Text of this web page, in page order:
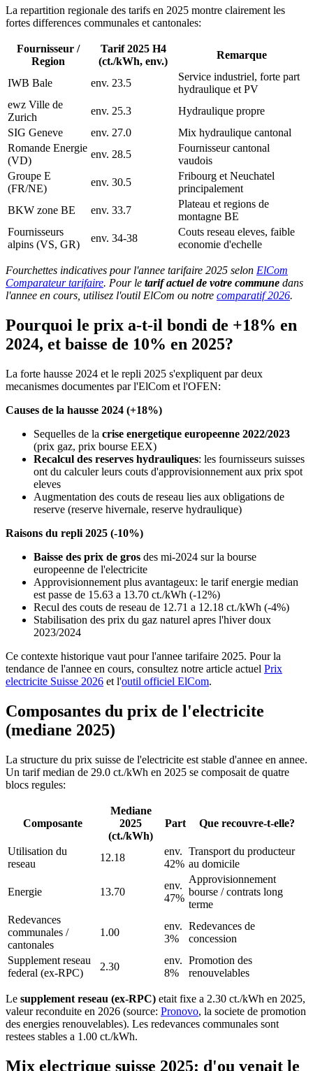
La repartition regionale des tarifs en 2025 montre clairement les
fortes differences communales et cantonales:
Fournisseur /
Region
Tarif 2025 H4
(ct./kWh, env.)
Remarque
IWB Bale env. 23.5
Service industriel, forte part
hydraulique et PV
ewz Ville de
Zurich
env. 25.3
Hydraulique propre
SIG Geneve
env. 27.0
Mix hydraulique cantonal
Romande Energie
(VD)
env. 28.5
Fournisseur cantonal
vaudois
Groupe E
(FR/NE)
env. 30.5
Fribourg et Neuchatel
principalement
BKW zone BE
env. 33.7
Plateau et regions de
montagne BE
Fournisseurs
alpins (VS, GR)
env. 34-38
Couts reseau eleves, faible
economie d'echelle
Fourchettes indicatives pour l'annee tarifaire 2025 selon ElCom
Comparateur tarifaire. Pour le tarif actuel de votre commune dans
l'annee en cours, utilisez l'outil ElCom ou notre comparatif 2026.
Pourquoi le prix a-t-il bondi de +18% en
2024, et baisse de 10% en 2025?
La forte hausse 2024 et le repli 2025 s'expliquent par deux
mecanismes documentes par l'ElCom et l'OFEN:
Causes de la hausse 2024 (+18%)
Sequelles de la crise energetique europeenne 2022/2023
(prix gaz, prix bourse EEX)
Recalcul des reserves hydrauliques: les fournisseurs suisses
ont du calculer leurs couts d'approvisionnement aux prix spot
eleves
Augmentation des couts de reseau lies aux obligations de
reserve (reserve hivernale, reserve hydraulique)
Raisons du repli 2025 (-10%)
Baisse des prix de gros des mi-2024 sur la bourse
europeenne de l'electricite
Approvisionnement plus avantageux: le tarif energie median
est passe de 15.63 a 13.70 ct./kWh (-12%)
Recul des couts de reseau de 12.71 a 12.18 ct./kWh (-4%)
Stabilisation des prix du gaz naturel apres l'hiver doux
2023/2024
Ce contexte historique vaut pour l'annee tarifaire 2025. Pour la
tendance de l'annee en cours, consultez notre article actuel Prix
electricite Suisse 2026 et l'outil officiel ElCom.
Composantes du prix de l'electricite
(mediane 2025)
La structure du prix suisse de l'electricite est stable d'annee en annee.
Un tarif median de 29.0 ct./kWh en 2025 se composait de quatre
blocs regules:
Composante
Mediane
2025
(ct./kWh)
Part Que recouvre-t-elle?
Utilisation du
reseau
12.18
env.
42%
Transport du producteur
au domicile
Energie 13.70
env.
47%
Approvisionnement
bourse / contrats long
terme
Redevances
communales /
cantonales
1.00
env.
3%
Redevances de
concession
Supplement reseau
federal (ex-RPC)
2.30
env.
8%
Promotion des
renouvelables
Le supplement reseau (ex-RPC) etait fixe a 2.30 ct./kWh en 2025,
valeur reconduite en 2026 (source: Pronovo, la societe de promotion
des energies renouvelables). Les redevances communales sont
restees stables a 1.00 ct./kWh.
Mix electrique suisse 2025: d'ou venait le